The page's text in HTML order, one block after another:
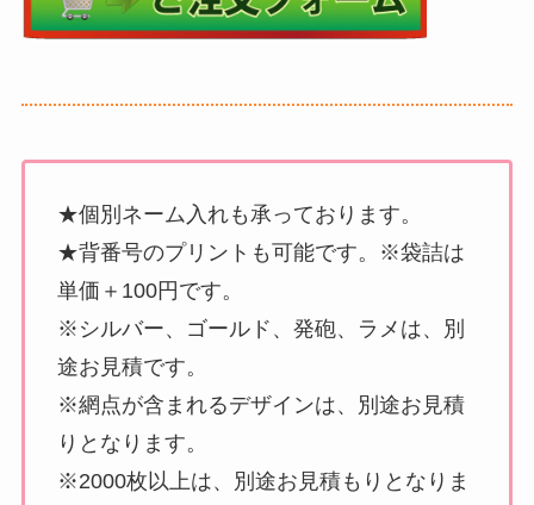
★個別ネーム入れも承っております。
★背番号のプリントも可能です。※袋詰は
単価＋100円です。
※シルバー、ゴールド、発砲、ラメは、別
途お見積です。
※網点が含まれるデザインは、別途お見積
りとなります。
※2000枚以上は、別途お見積もりとなりま